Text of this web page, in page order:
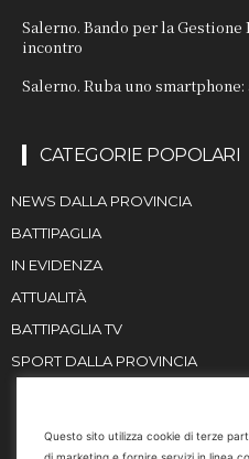
Salerno. Bando per la
incontro
Salerno. Ruba uno
CATEGORIE POPOLARI
NEWS DALLA PROVINCIA
BATTIPAGLIA
IN EVIDENZA
ATTUALITÀ
BATTIPAGLIA TV
SPORT DALLA PROVINCIA
Questo sito utilizza cookie di terze